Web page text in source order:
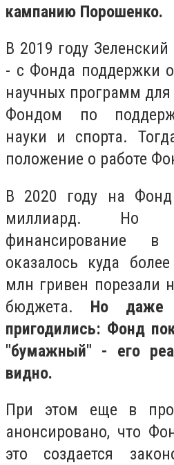
кампанию Порошенко.
В 2019 году
- с Фонда поддержки
научных программ
Фондом по
науки и спорта.
положение о работе
В 2020 году на
миллиард. Но
финансирование
оказалось куда
млн гривен порезали
бюджета. Но даже
пригодились: Фонд
"бумажный" - его
видно.
При этом еще в
анонсировано, что
это создается